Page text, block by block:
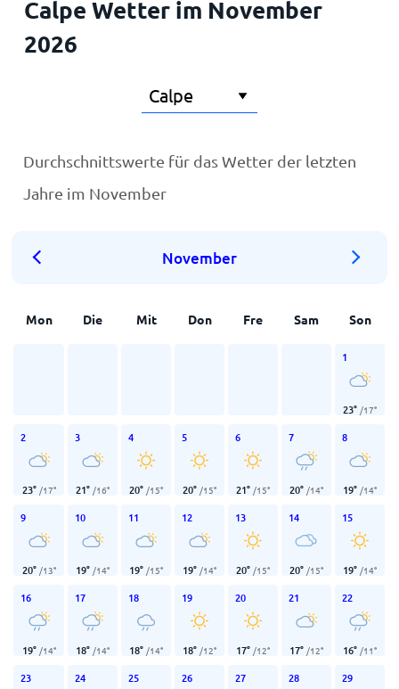
Calpe Wetter im November
2026
Durchschnittswerte für das Wetter der letzten
Jahre im November
November
Mon Die Mit Don Fre Sam Son
1
23° /17°
2
23° /17°
3
21° /16°
4
20° /15°
5
20° /15°
6
21° /15°
7
20° /14°
8
19° /14°
9
20° /13°
10
19° /14°
11
19° /15°
12
19° /14°
13
20° /15°
14
20° /15°
15
19° /14°
16
19° /14°
17
18° /14°
18
18° /14°
19
18° /12°
20
17° /12°
21
17° /12°
22
16° /11°
23 24 25 26 27 28 29